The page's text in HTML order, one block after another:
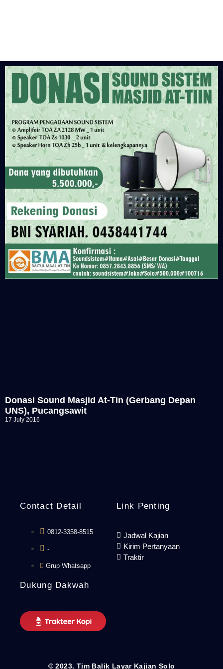
Donasi Sound Masjid At-Tin (Gerbang Depan
UNS), Pucangsawit
17 July 2016
Contact Detail
0812-3358-8515
-
Grup Whatsapp
Link Penting
Jadwal Kajian
Kirim Pertanyaan
Traktir
Dukung Dakwah
© 2023. Tim Balik Layar Kajian Solo